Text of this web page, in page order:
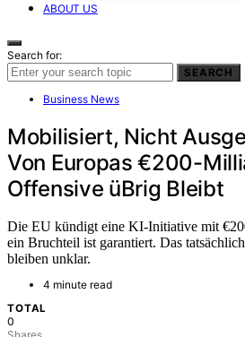
ABOUT US
Search for:
SEARCH
Business News
Mobilisiert, Nicht
Von Europas €200-
Offensive üBrig Bleibt
Die EU kündigt eine KI-Initiative mit
ein Bruchteil ist garantiert. Das
bleiben unklar.
4 minute read
TOTAL
0